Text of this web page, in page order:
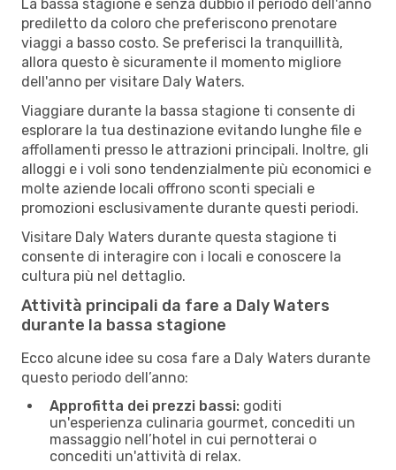
La bassa stagione è senza dubbio il periodo dell'anno
prediletto da coloro che preferiscono prenotare
viaggi a basso costo. Se preferisci la tranquillità,
allora questo è sicuramente il momento migliore
dell'anno per visitare Daly Waters.
Viaggiare durante la bassa stagione ti consente di
esplorare la tua destinazione evitando lunghe file e
affollamenti presso le attrazioni principali. Inoltre, gli
alloggi e i voli sono tendenzialmente più economici e
molte aziende locali offrono sconti speciali e
promozioni esclusivamente durante questi periodi.
Visitare Daly Waters durante questa stagione ti
consente di interagire con i locali e conoscere la
cultura più nel dettaglio.
Attività principali da fare a Daly Waters
durante la bassa stagione
Ecco alcune idee su cosa fare a Daly Waters durante
questo periodo dell’anno:
Approfitta dei prezzi bassi: goditi
un'esperienza culinaria gourmet, concediti un
massaggio nell’hotel in cui pernotterai o
concediti un'attività di relax.